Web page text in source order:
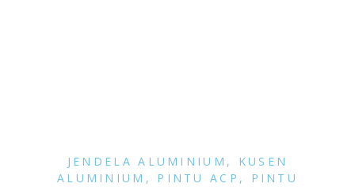
JENDELA ALUMINIUM , KUSEN
ALUMINIUM , PINTU ACP , PINTU